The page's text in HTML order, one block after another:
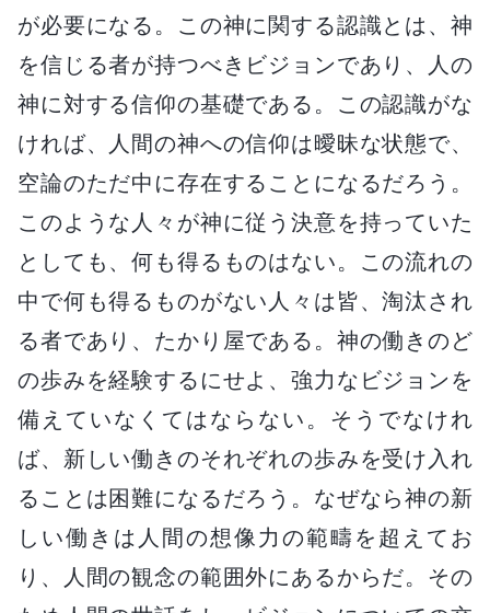
が必要になる。この神に関する認識とは、神
を信じる者が持つべきビジョンであり、人の
神に対する信仰の基礎である。この認識がな
ければ、人間の神への信仰は曖昧な状態で、
空論のただ中に存在することになるだろう。
このような人々が神に従う決意を持っていた
としても、何も得るものはない。この流れの
中で何も得るものがない人々は皆、淘汰され
る者であり、たかり屋である。神の働きのど
の歩みを経験するにせよ、強力なビジョンを
備えていなくてはならない。そうでなけれ
ば、新しい働きのそれぞれの歩みを受け入れ
ることは困難になるだろう。なぜなら神の新
しい働きは人間の想像力の範疇を超えてお
り、人間の観念の範囲外にあるからだ。その